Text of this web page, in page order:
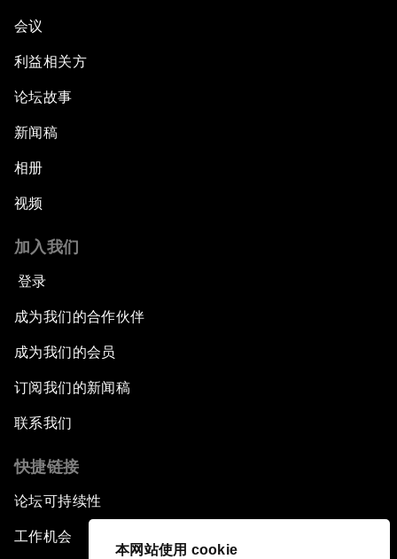
本网站使用 cookie
会议
利益相关方
论坛故事
新闻稿
相册
视频
加入我们
登录
成为我们的合作伙伴
成为我们的会员
订阅我们的新闻稿
联系我们
快捷链接
论坛可持续性
工作机会